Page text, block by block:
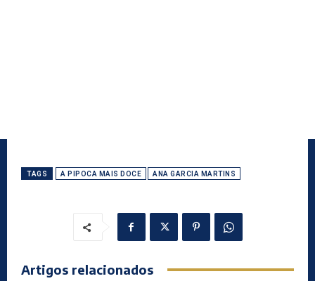
TAGS A PIPOCA MAIS DOCE ANA GARCIA MARTINS
Artigos relacionados